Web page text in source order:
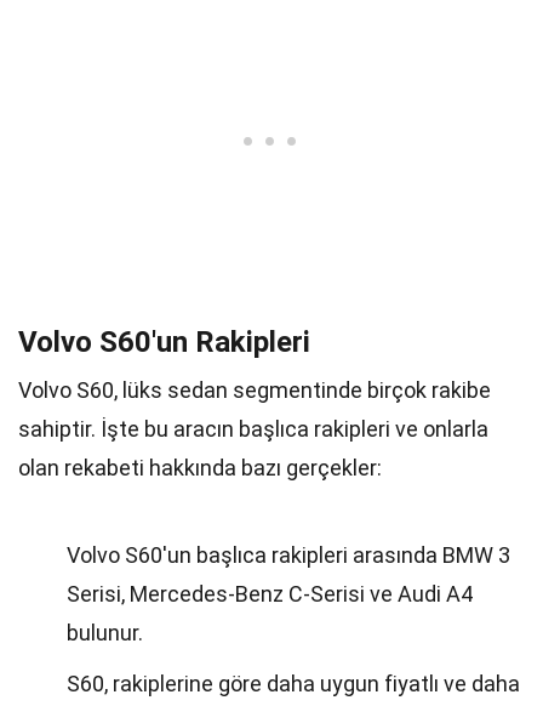
Volvo S60'un Rakipleri
Volvo S60, lüks sedan segmentinde birçok rakibe
sahiptir. İşte bu aracın başlıca rakipleri ve onlarla
olan rekabeti hakkında bazı gerçekler:
Volvo S60'un başlıca rakipleri arasında BMW 3
Serisi, Mercedes-Benz C-Serisi ve Audi A4
bulunur.
S60, rakiplerine göre daha uygun fiyatlı ve daha